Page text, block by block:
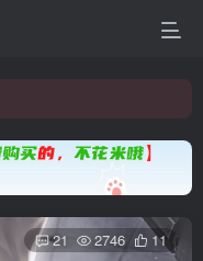
21 2746 11